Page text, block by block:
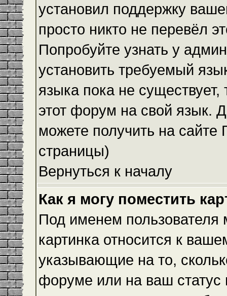
установил поддержку
просто никто не перевёл
Попробуйте узнать у
установить требуемый
языка пока не
этот форум на свой язык.
можете получить на сайте
страницы)
Вернуться к началу
Как я могу поместить
Под именем пользователя
картинка относится к
указывающие на то,
форуме или на ваш